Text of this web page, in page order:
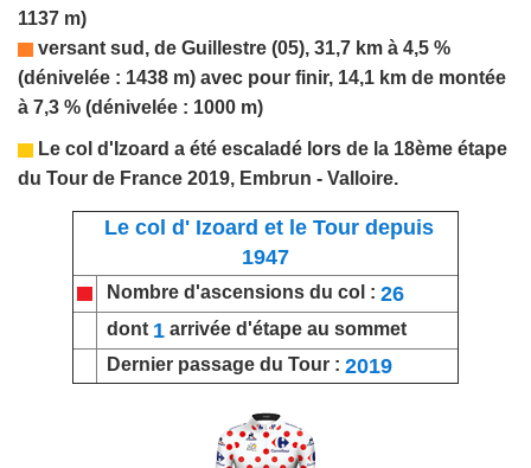
1137 m)
versant sud, de Guillestre (05), 31,7 km à 4,5 %
(dénivelée : 1438 m) avec pour finir, 14,1 km de montée
à 7,3 % (dénivelée : 1000 m)
Le col d'Izoard a été escaladé lors de la 18ème étape
du Tour de France 2019, Embrun - Valloire.
Le col d' Izoard et le Tour depuis
1947
Nombre d'ascensions du col : 26
dont 1 arrivée d'étape au sommet
Dernier passage du Tour : 2019